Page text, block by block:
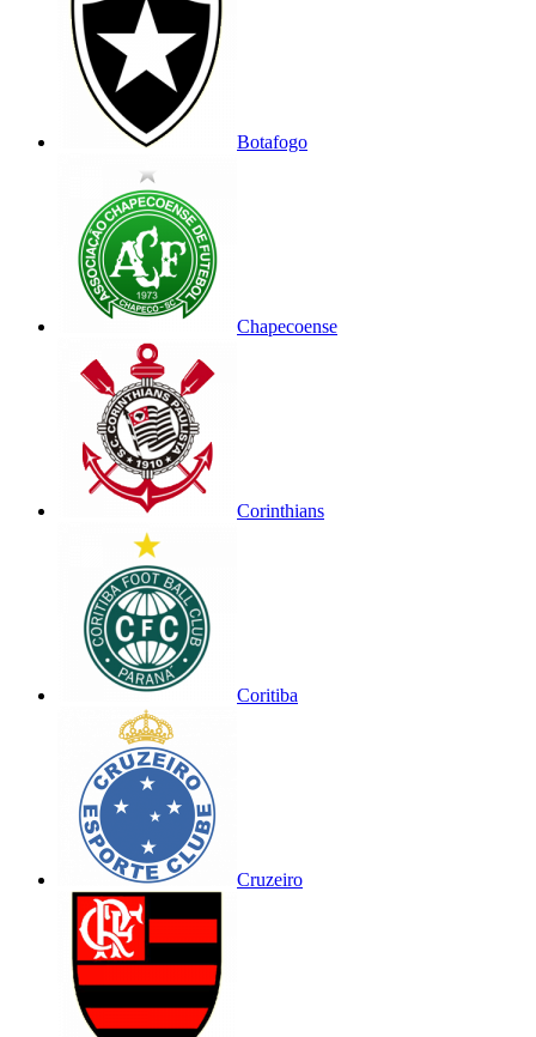
Botafogo
Chapecoense
Corinthians
Coritiba
Cruzeiro